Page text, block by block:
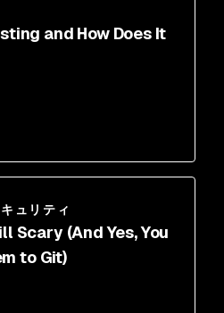
and How Does It
ュリティ
Scary (And Yes, You
to Git)